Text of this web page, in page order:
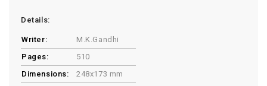
Details:
Writer:
M.K.Gandhi
Pages:
510
Dimensions:
248x173 mm